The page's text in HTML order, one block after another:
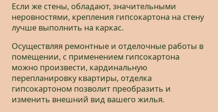
Если же стены, обладают, значительными
неровностями, крепления гипсокартона на стену
лучше выполнить на каркас.
Осуществляя ремонтные и отделочные работы в
помещении, с применением гипсокартона
можно произвести, кардинальную
перепланировку квартиры, отделка
гипсокартоном позволит преобразить и
изменить внешний вид вашего жилья.